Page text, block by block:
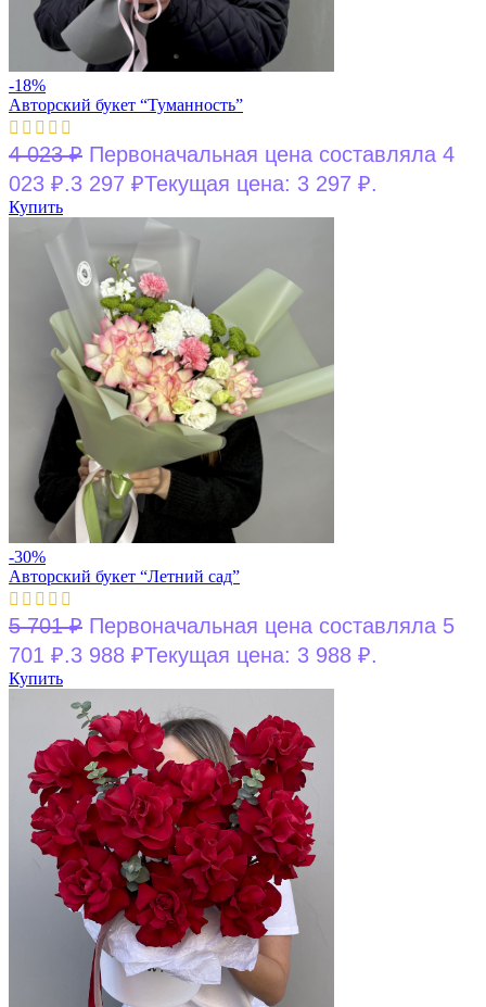
-18%
Авторский букет “Туманность”
4 023₽ Первоначальная цена составляла 4
023 ₽.3 297 ₽Текущая цена: 3 297 ₽.
Купить
-30%
Авторский букет “Летний сад”
5 701₽ Первоначальная цена составляла 5
701 ₽.3 988 ₽Текущая цена: 3 988 ₽.
Купить